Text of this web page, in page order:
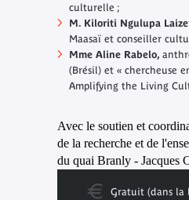
culturelle ;
M. Kiloriti Ngulupa
Maasaï et conseiller
Mme Aline Rabelo,
(Brésil) et « chercheuse
Amplifying the Living
Avec le soutien et
de la recherche et de
du quai Branly - Jacques
Gratuit (dans la